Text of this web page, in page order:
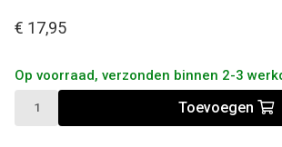
€ 17,95
Op voorraad, verzonden binnen 2-3
Toevoegen